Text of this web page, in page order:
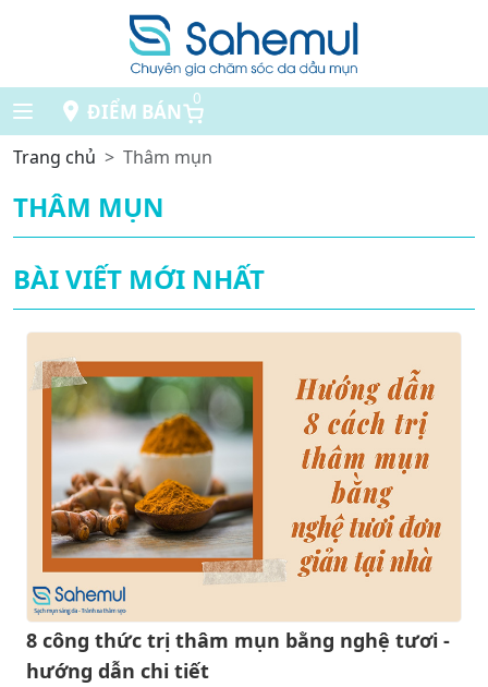
ĐIỂM BÁN
0
Trang chủ Thâm mụn
THÂM MỤN
BÀI VIẾT MỚI NHẤT
8 công thức trị thâm mụn bằng nghệ tươi -
hướng dẫn chi tiết